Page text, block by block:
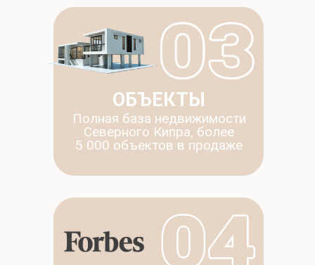
Полная база недвижимости
Северного Кипра, более
5 000 объектов в продаже
ОБЪЕКТЫ